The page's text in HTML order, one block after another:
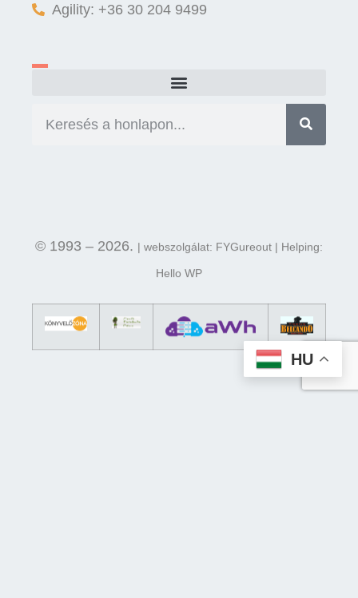
Agility: +36 30 204 9499
© 1993 – 2026. | webszolgálat: FYGureout | Helping:
Hello WP
HU